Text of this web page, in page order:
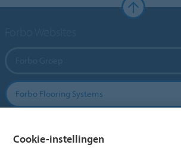
Forbo Flooring Systems
Cookie-instellingen